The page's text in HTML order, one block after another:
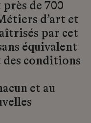
de 700
d’art et
par cet
équivalent
des conditions
et au